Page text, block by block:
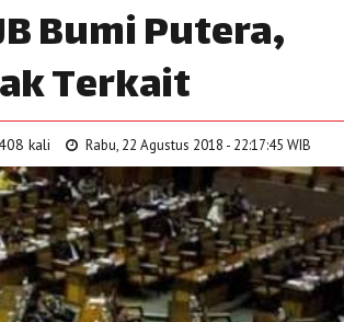
Bumi Putera,
Terkait
kali Rabu, 22 Agustus 2018 - 22:17:45 WIB